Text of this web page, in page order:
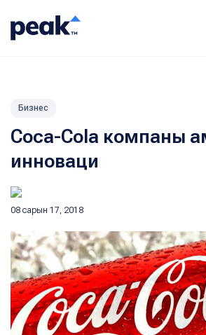
Бизнес
Coca-Cola компаны
инноваци
08 сарын 17, 2018